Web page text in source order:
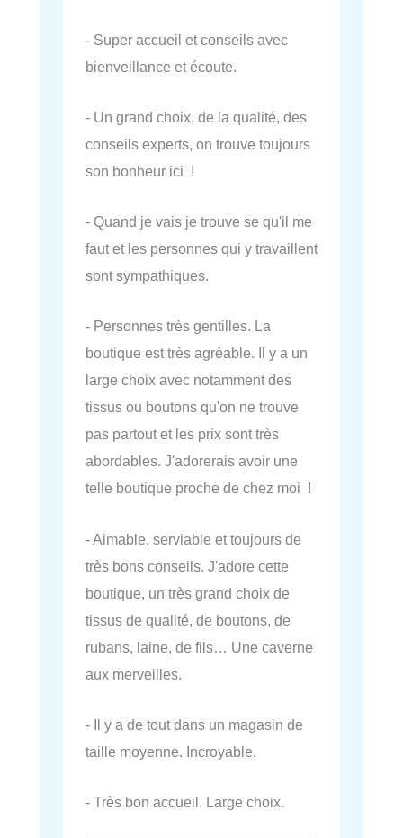
- Super accueil et conseils avec
bienveillance et écoute.
- Un grand choix, de la qualité, des
conseils experts, on trouve toujours
son bonheur ici !
- Quand je vais je trouve se qu'il me
faut et les personnes qui y travaillent
sont sympathiques.
- Personnes très gentilles. La
boutique est très agréable. Il y a un
large choix avec notamment des
tissus ou boutons qu'on ne trouve
pas partout et les prix sont très
abordables. J'adorerais avoir une
telle boutique proche de chez moi !
- Aimable, serviable et toujours de
très bons conseils. J'adore cette
boutique, un très grand choix de
tissus de qualité, de boutons, de
rubans, laine, de fils… Une caverne
aux merveilles.
- Il y a de tout dans un magasin de
taille moyenne. Incroyable.
- Très bon accueil. Large choix.